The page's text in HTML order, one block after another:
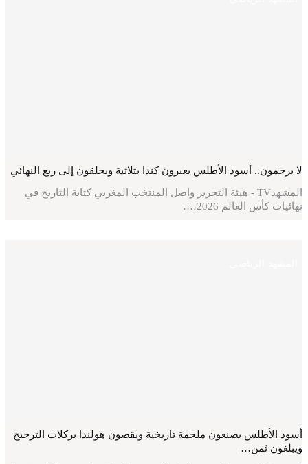
لا يرحمون.. أسود الأطلس يعبرون كندا بثلاثية ويحلقون إلى ربع النهائي
المشهدTV - هيئة التحرير واصل المنتخب المغربي كتابة التاريخ في
نهائيات كأس العالم 2026،…
أسود الأطلس يصنعون ملحمة تاريخية ويقصون هولندا بركلات الترجيح
ويبلغون ثمن…